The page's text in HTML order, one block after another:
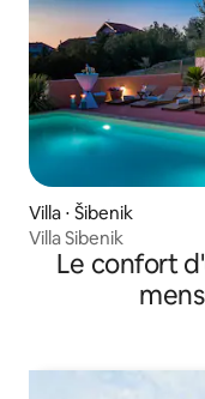
Villa ⋅ Šibenik
Villa Sibenik
Le confort